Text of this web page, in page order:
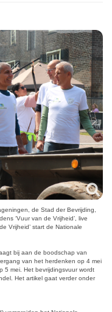
de Stad der Bevrijding,
‘Vuur van de Vrijheid’, live
Vrijheid’ start de Nationale
bij aan de boodschap van
van het herdenken op 4 mei
5 mei. Het bevrijdingsvuur wordt
Het artikel gaat verder onder